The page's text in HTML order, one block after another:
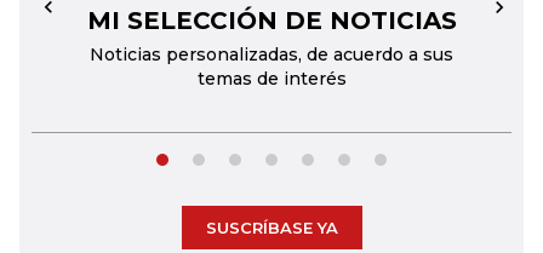
MI SELECCIÓN DE NOTICIAS
Noticias personalizadas, de acuerdo a sus
temas de interés
← →
SUSCRÍBASE YA